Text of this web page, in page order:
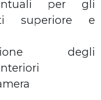
per gli
superiore e
degli